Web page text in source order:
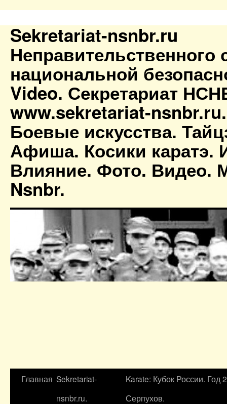
Sekretariat-nsnbr.ru
Неправительственного
национальной
Video. Секретариат
www.sekretariat-
Боевые искусства.
Афиша. Косики каратэ.
Влияние. Фото. Видео.
Nsnbr.
Главная Sekretariat-
nsnbr.ru.
Karate: Кубок России. Год
Серпухов.